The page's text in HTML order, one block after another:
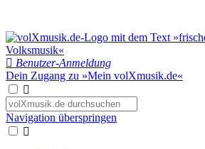
Benutzer-Anmeldung
Dein Zugang zu »Mein volXmusik.de«
Navigation überspringen